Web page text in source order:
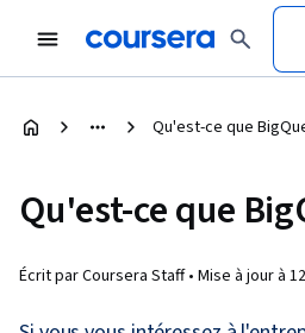
Qu'est-ce que
Qu'est-ce que
Écrit par Coursera Staff • Mise à jour à